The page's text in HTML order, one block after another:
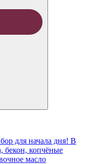
для начала дня! В
бекон, копчёные
масло